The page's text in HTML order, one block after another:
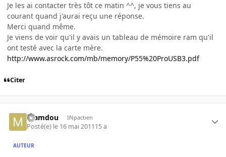
Je les ai contacter très tôt ce matin ^^, je vous tiens au
courant quand j'aurai reçu une réponse.
Merci quand même.
Je viens de voir qu'il y avais un tableau de mémoire ram qu'il
ont testé avec la carte mère.
http://www.asrock.com/mb/memory/P55%20ProUSB3.pdf
Citer
mamdou INpactien
Posté(e) le 16 mai 201115 a
AUTEUR